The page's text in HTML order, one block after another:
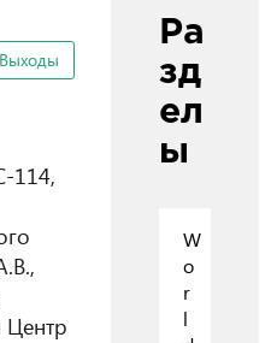
Выходы
114,
Центр
Ра
зд
ел
ы
W
o
r
l